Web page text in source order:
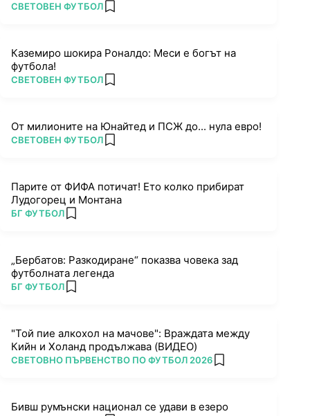
ПОВЕЧЕ ОТ
СВЕТОВЕН ФУТБОЛ add favorites
Каземиро шокира Роналдо: Меси е богът на
футбола!
ПОВЕЧЕ ОТ
СВЕТОВЕН ФУТБОЛ add favorites
От милионите на Юнайтед и ПСЖ до... нула евро!
ПОВЕЧЕ ОТ
СВЕТОВЕН ФУТБОЛ add favorites
Парите от ФИФА потичат! Ето колко прибират
Лудогорец и Монтана
ПОВЕЧЕ ОТ
БГ ФУТБОЛ add favorites
„Бербатов: Разкодиране“ показва човека зад
футболната легенда
ПОВЕЧЕ ОТ
БГ ФУТБОЛ add favorites
"Той пие алкохол на мачове": Враждата между
Кийн и Холанд продължава (ВИДЕО)
ПОВЕЧЕ ОТ
СВЕТОВНО ПЪРВЕНСТВО ПО ФУТБОЛ 2026 add favorites
Бивш румънски национал се удави в езеро